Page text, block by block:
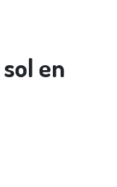
en